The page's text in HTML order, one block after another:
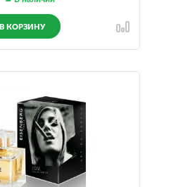
В КОРЗИНУ